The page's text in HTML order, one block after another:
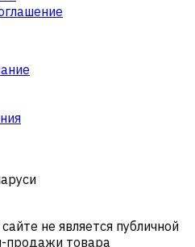
не является публичной
продажи товара